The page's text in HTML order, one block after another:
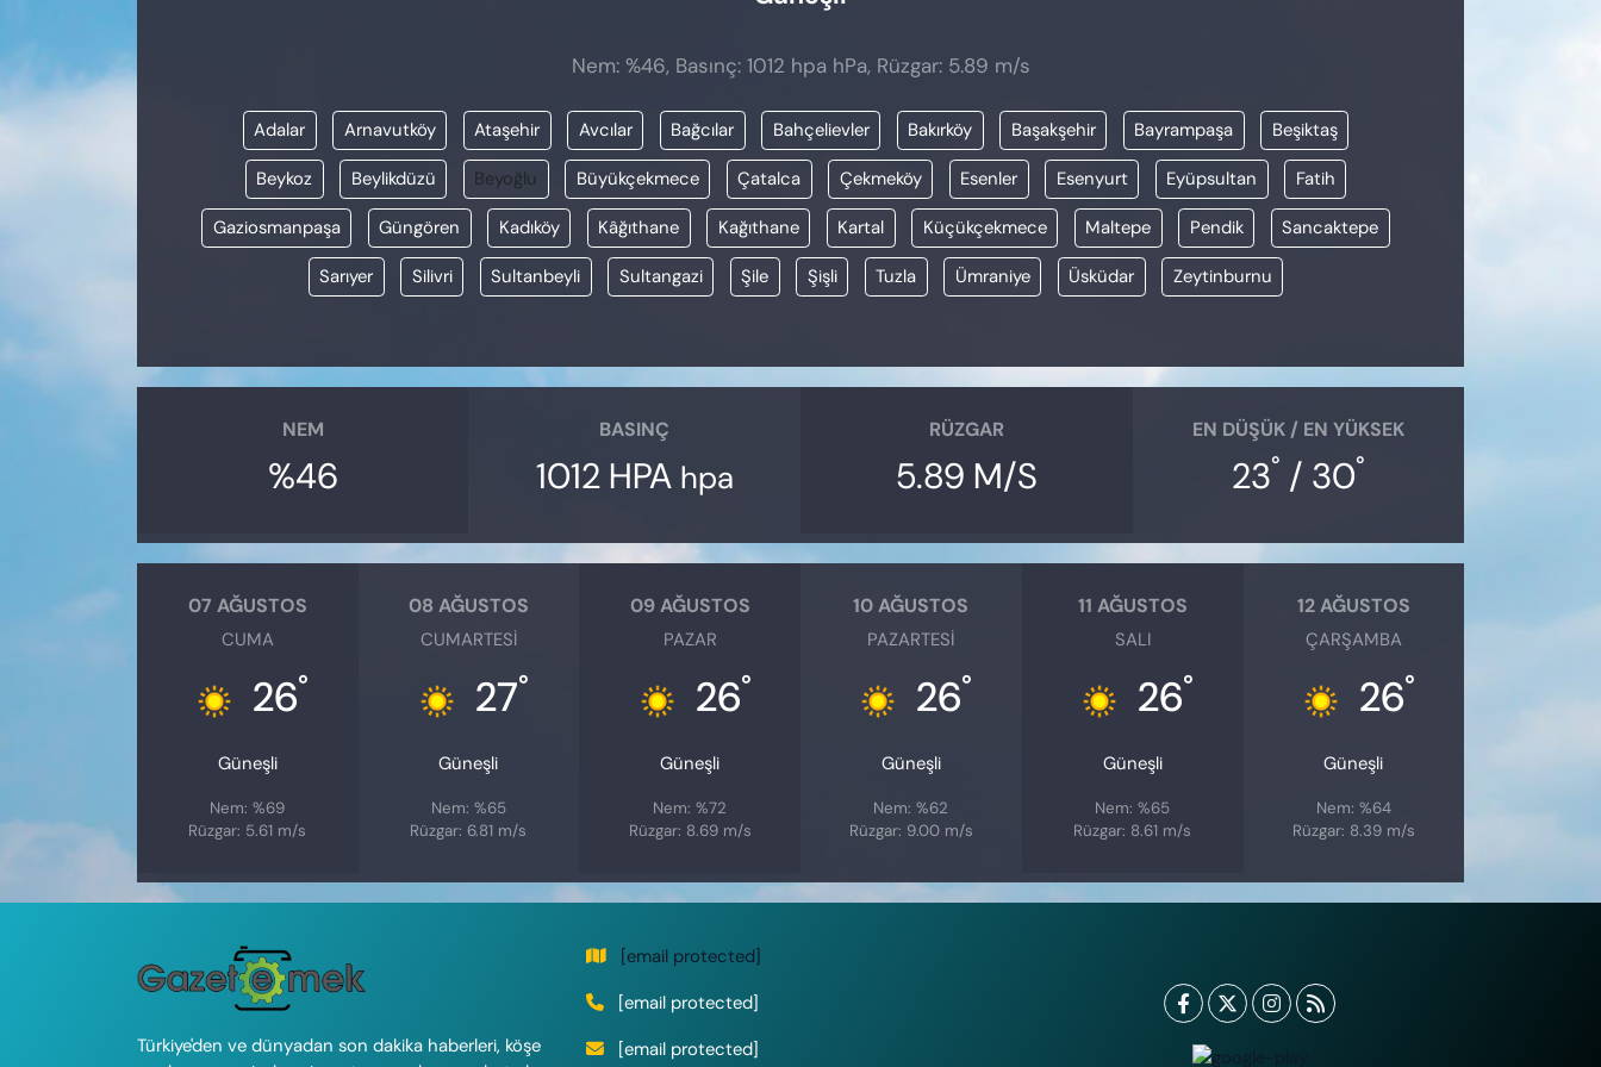
Nem: %46, Basınç: 1012 hpa hPa, Rüzgar: 5.89 m/s
Adalar Arnavutköy Ataşehir Avcılar Bağcılar Bahçelievler Bakırköy Başakşehir Bayrampaşa Beşiktaş
Beykoz Beylikdüzü Beyoğlu Büyükçekmece Çatalca Çekmeköy Esenler Esenyurt Eyüpsultan Fatih
Gaziosmanpaşa Güngören Kadıköy Kâğıthane Kağıthane Kartal Küçükçekmece Maltepe Pendik Sancaktepe
Sarıyer Silivri Sultanbeyli Sultangazi Şile Şişli Tuzla Ümraniye Üsküdar Zeytinburnu
NEM
%46
BASINÇ
1012 HPA hpa
RÜZGAR
5.89 M/S
EN DÜŞÜK / EN YÜKSEK
23° / 30°
07 AĞUSTOS
CUMA
26°
Güneşli
Nem: %69
Rüzgar: 5.61 m/s
08 AĞUSTOS
CUMARTESI
27°
Güneşli
Nem: %65
Rüzgar: 6.81 m/s
09 AĞUSTOS
PAZAR
26°
Güneşli
Nem: %72
Rüzgar: 8.69 m/s
10 AĞUSTOS
PAZARTESI
26°
Güneşli
Nem: %62
Rüzgar: 9.00 m/s
11 AĞUSTOS
SALI
26°
Güneşli
Nem: %65
Rüzgar: 8.61 m/s
12 AĞUSTOS
ÇARŞAMBA
26°
Güneşli
Nem: %64
Rüzgar: 8.39 m/s
Türkiye'den ve dünyadan son dakika haberleri, köşe
[email protected]
[email protected]
[email protected]
SAĞLIK
YAZAR KÖŞESİ
VAN VE DİYARBAKIR HABERLERİ